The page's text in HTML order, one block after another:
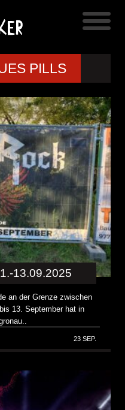
PILLS
13.09.2025
an der Grenze zwischen
13. September hat in
23 SEP.